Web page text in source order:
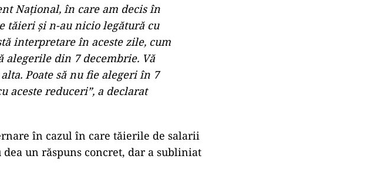
Naţional, în care am decis în
tăieri şi n-au nicio legătură cu
interpretare în aceste zile, cum
alegerile din 7 decembrie. Vă
Poate să nu fie alegeri în 7
aceste reduceri”, a declarat
în cazul în care tăierile de salarii
un răspuns concret, dar a subliniat